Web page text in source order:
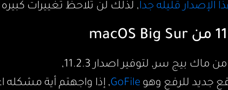
الإصدار قليله جدا, لذلك لن تلاحظ تغييرات
بيج سر, لتوفير اصدار 11.2.3,
جديد للرفع وهو GoFile, إذا واجهتم أية مشكله